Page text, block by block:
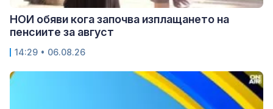
НОИ обяви кога започва изплащането на
пенсиите за август
14:29 • 06.08.26